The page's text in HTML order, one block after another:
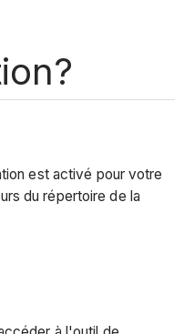
est activé pour votre
du répertoire de la